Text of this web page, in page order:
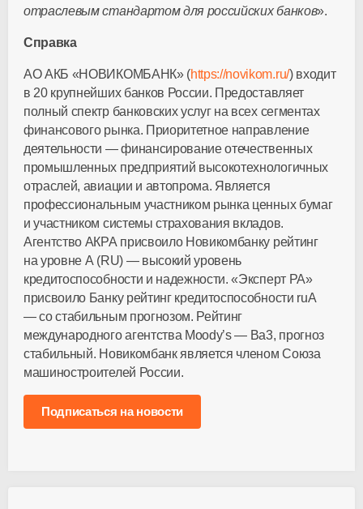
отраслевым стандартом для российских банков».
Справка
АО АКБ «НОВИКОМБАНК» (https://novikom.ru/) входит
в 20 крупнейших банков России. Предоставляет
полный спектр банковских услуг на всех сегментах
финансового рынка. Приоритетное направление
деятельности — финансирование отечественных
промышленных предприятий высокотехнологичных
отраслей, авиации и автопрома. Является
профессиональным участником рынка ценных бумаг
и участником системы страхования вкладов.
Агентство АКРА присвоило Новикомбанку рейтинг
на уровне А (RU) — высокий уровень
кредитоспособности и надежности. «Эксперт РА»
присвоило Банку рейтинг кредитоспособности ruА
— со стабильным прогнозом. Рейтинг
международного агентства Moody’s — Ва3, прогноз
стабильный. Новикомбанк является членом Союза
машиностроителей России.
Подписаться на новости